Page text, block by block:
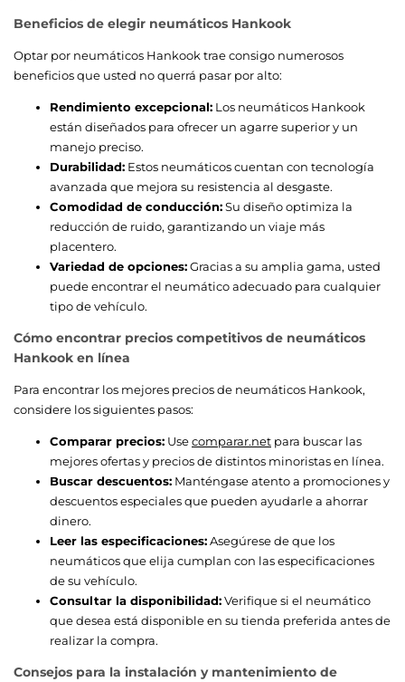
Beneficios de elegir neumáticos Hankook
Optar por neumáticos Hankook trae consigo numerosos
beneficios que usted no querrá pasar por alto:
Rendimiento excepcional: Los neumáticos Hankook
están diseñados para ofrecer un agarre superior y un
manejo preciso.
Durabilidad: Estos neumáticos cuentan con tecnología
avanzada que mejora su resistencia al desgaste.
Comodidad de conducción:Su diseño optimiza la
reducción de ruido, garantizando un viaje más
placentero.
Variedad de opciones:Gracias a su amplia gama, usted
puede encontrar el neumático adecuado para cualquier
tipo de vehículo.
Cómo encontrar precios competitivos de neumáticos
Hankook en línea
Para encontrar los mejores precios de neumáticos Hankook,
considere los siguientes pasos:
Comparar precios: Usecomparar.net para buscar las
mejores ofertas y precios de distintos minoristas en línea.
Buscar descuentos: Manténgase atento a promociones y
descuentos especiales que pueden ayudarle a ahorrar
dinero.
Leer las especificaciones:Asegúrese de que los
neumáticos que elija cumplan con las especificaciones
de su vehículo.
Consultar la disponibilidad:Verifique si el neumático
que desea está disponible en su tienda preferida antes de
realizar la compra.
Consejos para la instalación y mantenimiento de